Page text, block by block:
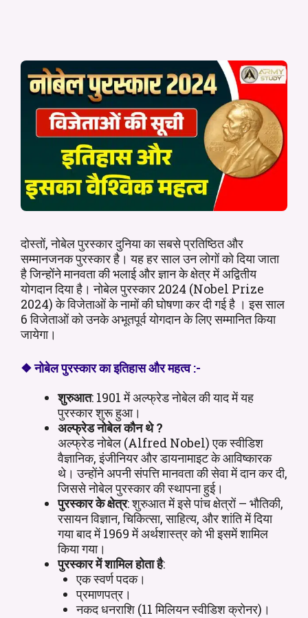
दोस्तों, नोबेल पुरस्कार दुनिया का सबसे प्रतिष्ठित और
सम्मानजनक पुरस्कार है। यह हर साल उन लोगों को दिया जाता
है जिन्होंने मानवता की भलाई और ज्ञान के क्षेत्र में अद्वितीय
योगदान दिया है। नोबेल पुरस्कार 2024 (Nobel Prize
2024) के विजेताओं के नामों की घोषणा कर दी गई है । इस साल
6 विजेताओं को उनके अभूतपूर्व योगदान के लिए सम्मानित किया
जायेगा।
❖नोबेल पुरस्कार का इतिहास और महत्व:-
शुरुआत: 1901 में अल्फ्रेड नोबेल की याद में यह
पुरस्कार शुरू हुआ।
अल्फ्रेड नोबेल कौन थे ?
अल्फ्रेड नोबेल (Alfred Nobel) एक स्वीडिश
वैज्ञानिक, इंजीनियर और डायनामाइट के आविष्कारक
थे। उन्होंने अपनी संपत्ति मानवता की सेवा में दान कर दी,
जिससे नोबेल पुरस्कार की स्थापना हुई।
पुरस्कार के क्षेत्र: शुरुआत में इसे पांच क्षेत्रों – भौतिकी,
रसायन विज्ञान, चिकित्सा, साहित्य, और शांति में दिया
गया बाद में 1969 में अर्थशास्त्र को भी इसमें शामिल
किया गया।
पुरस्कार में शामिल होता है:
एक स्वर्ण पदक।
प्रमाणपत्र।
नकद धनराशि (11 मिलियन स्वीडिश क्रोनर)।